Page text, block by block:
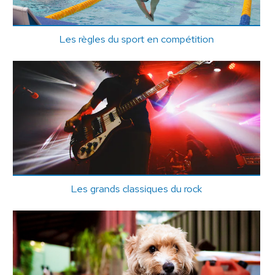
Les règles du sport en compétition
Les grands classiques du rock